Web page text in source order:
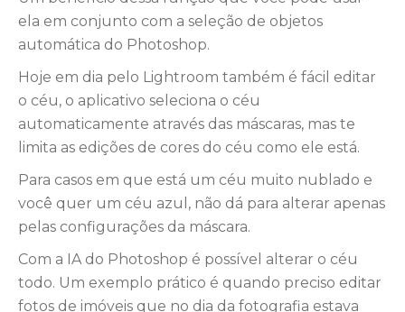
ela em conjunto com a seleção de objetos
automática do Photoshop.
Hoje em dia pelo Lightroom também é fácil editar
o céu, o aplicativo seleciona o céu
automaticamente através das máscaras, mas te
limita as edições de cores do céu como ele está.
Para casos em que está um céu muito nublado e
você quer um céu azul, não dá para alterar apenas
pelas configurações da máscara.
Com a IA do Photoshop é possível alterar o céu
todo. Um exemplo prático é quando preciso editar
fotos de imóveis que no dia da fotografia estava